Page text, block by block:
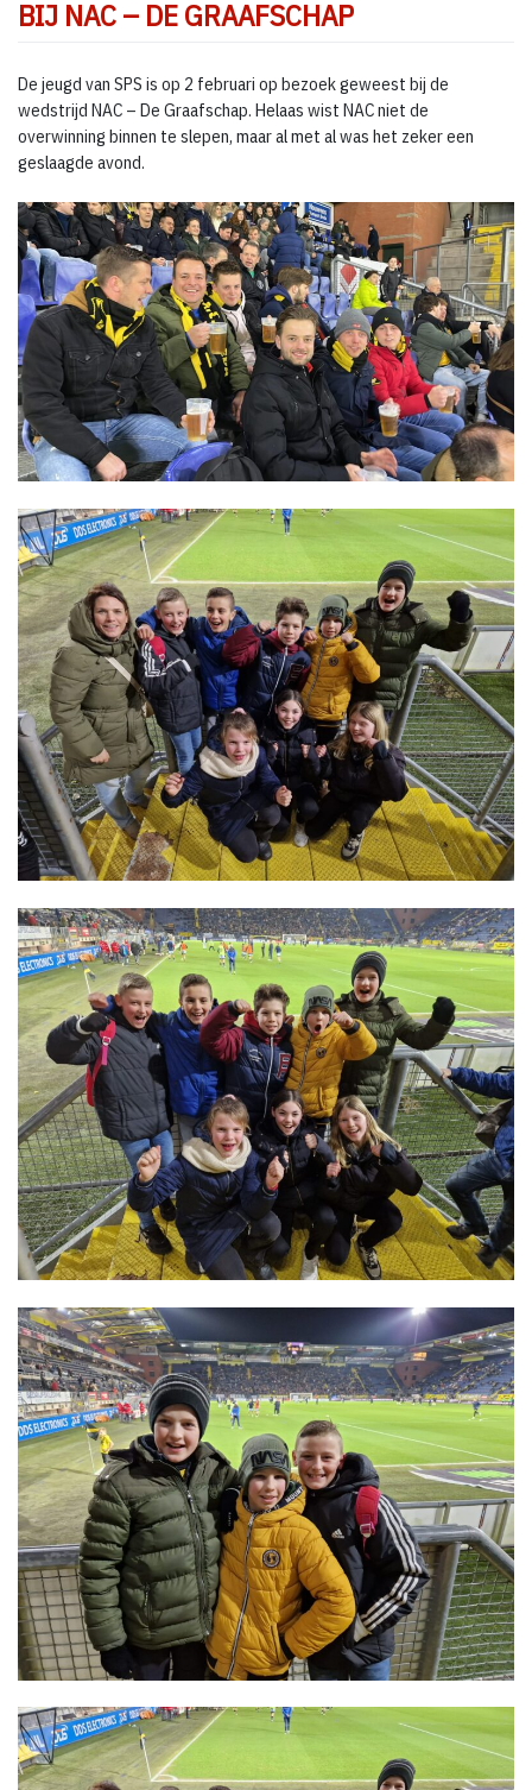
BIJ NAC – DE GRAAFSCHAP
De jeugd van SPS is op 2 februari op bezoek geweest bij de
wedstrijd NAC – De Graafschap. Helaas wist NAC niet de
overwinning binnen te slepen, maar al met al was het zeker een
geslaagde avond.